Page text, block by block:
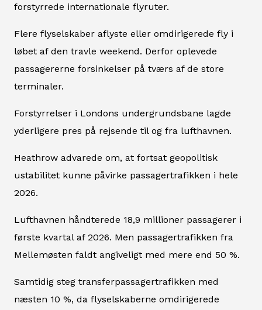
forstyrrede internationale flyruter.
Flere flyselskaber aflyste eller omdirigerede fly i
løbet af den travle weekend. Derfor oplevede
passagererne forsinkelser på tværs af de store
terminaler.
Forstyrrelser i Londons undergrundsbane lagde
yderligere pres på rejsende til og fra lufthavnen.
Heathrow advarede om, at fortsat geopolitisk
ustabilitet kunne påvirke passagertrafikken i hele
2026.
Lufthavnen håndterede 18,9 millioner passagerer i
første kvartal af 2026. Men passagertrafikken fra
Mellemøsten faldt angiveligt med mere end 50 %.
Samtidig steg transferpassagertrafikken med
næsten 10 %, da flyselskaberne omdirigerede